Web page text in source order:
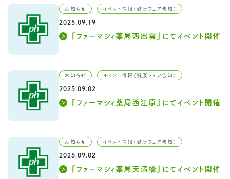
お知らせ イベント情報（健康フェア告知）
2025.09.19
『ファーマシィ薬局西出雲』にてイベント開催
お知らせ イベント情報（健康フェア告知）
2025.09.02
『ファーマシィ薬局西江原』にてイベント開催
お知らせ イベント情報（健康フェア告知）
2025.09.02
『ファーマシィ薬局天満橋』にてイベント開催